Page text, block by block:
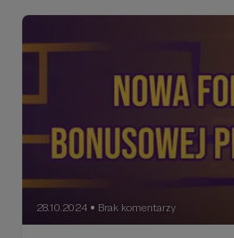
28.10.2024 ● Brak komentarzy